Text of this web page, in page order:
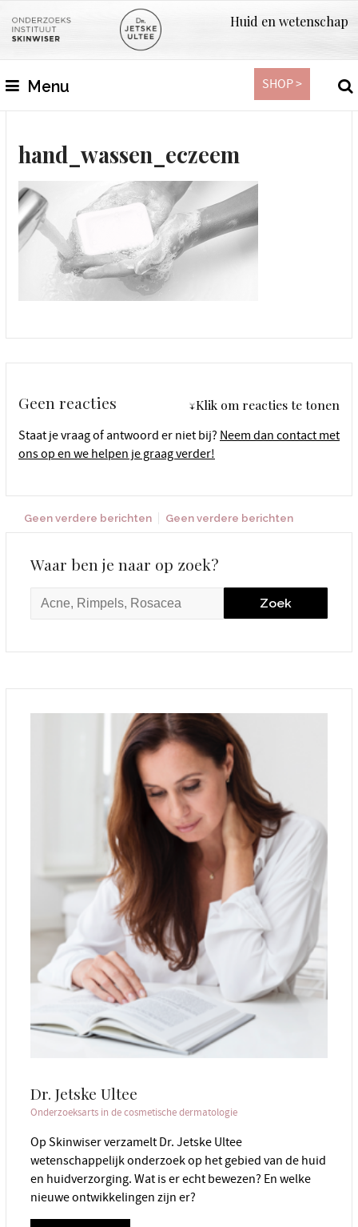
Huid en wetenschap
Menu SHOP >
hand_wassen_eczeem
Geen reacties ↓Klik om reacties te tonen
Staat je vraag of antwoord er niet bij? Neem dan contact met
ons op en we helpen je graag verder!
Geen verdere berichten Geen verdere berichten
Waar ben je naar op zoek?
Dr. Jetske Ultee
Onderzoeksarts in de cosmetische dermatologie
Op Skinwiser verzamelt Dr. Jetske Ultee
wetenschappelijk onderzoek op het gebied van de huid
en huidverzorging. Wat is er echt bewezen? En welke
nieuwe ontwikkelingen zijn er?